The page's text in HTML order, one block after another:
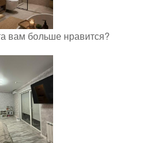
вам больше нравится?